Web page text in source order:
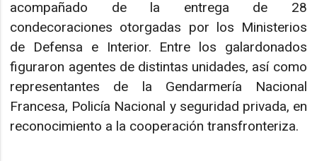
acompañado de la entrega de 28
condecoraciones otorgadas por los Ministerios
de Defensa e Interior. Entre los galardonados
figuraron agentes de distintas unidades, así como
representantes de la Gendarmería Nacional
Francesa, Policía Nacional y seguridad privada, en
reconocimiento a la cooperación transfronteriza.